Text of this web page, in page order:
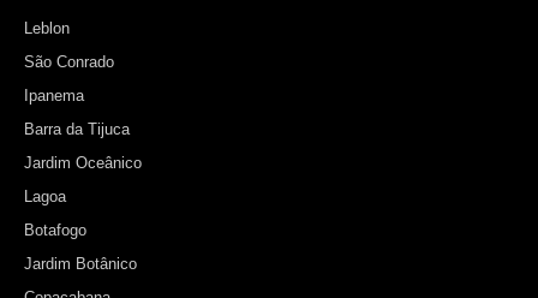
Leblon
São Conrado
Ipanema
Barra da Tijuca
Jardim Oceânico
Lagoa
Botafogo
Jardim Botânico